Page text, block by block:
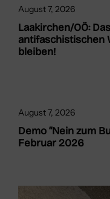
August 7, 2026
Laakirchen/OÖ:
antifaschistischen
bleiben!
August 7, 2026
Demo “Nein zum
Februar 2026